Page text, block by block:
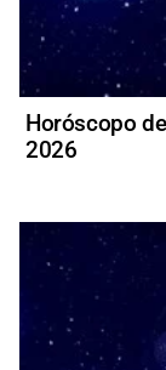
Horóscopo
2026